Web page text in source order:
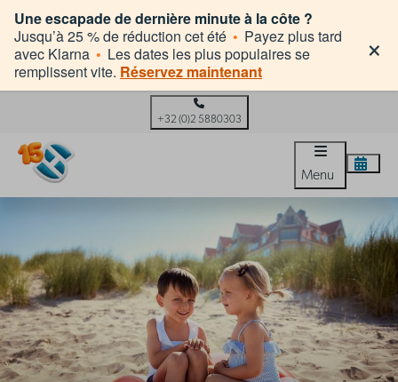
Une escapade de dernière minute à la côte ?
Jusqu’à 25 % de réduction cet été • Payez plus tard
avec Klarna • Les dates les plus populaires se
remplissent vite. Réservez maintenant
×
+32 (0)2 5880303
Menu